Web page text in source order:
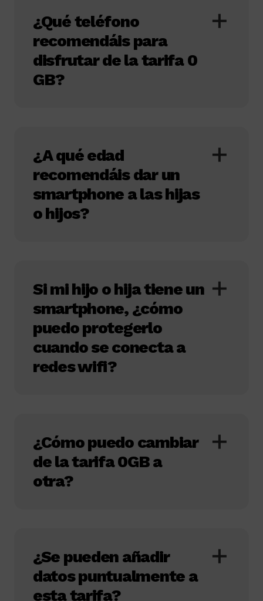
¿Qué teléfono
recomendáis para
disfrutar de la tarifa 0
GB?
¿A qué edad
recomendáis dar un
smartphone a las hijas
o hijos?
Si mi hijo o hija tiene un
smartphone, ¿cómo
puedo protegerlo
cuando se conecta a
redes wifi?
¿Cómo puedo cambiar
de la tarifa 0GB a
otra?
¿Se pueden añadir
datos puntualmente a
esta tarifa?